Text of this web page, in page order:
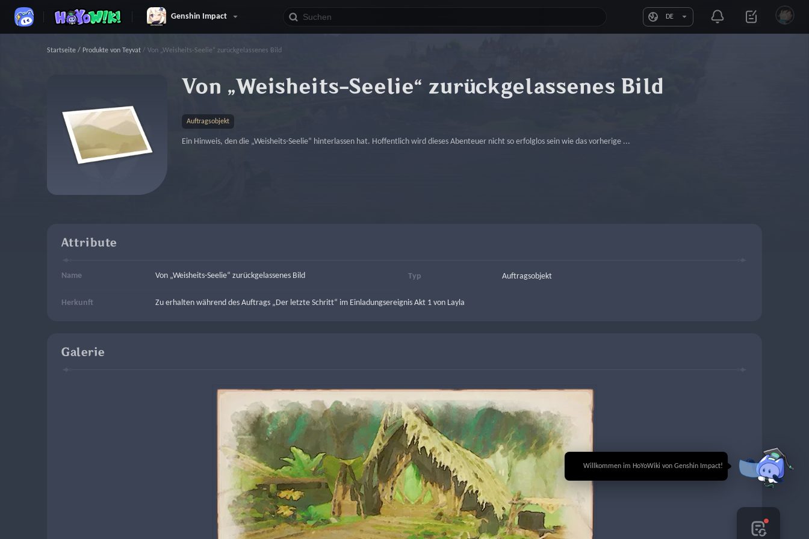
Genshin Impact DE
🎉 Willkommen im HoYoWiki von Genshin Impact!
Startseite / Produkte von Teyvat / Von „Weisheits-Seelie“ zurückgelassenes Bild
Von „Weisheits-Seelie“ zurückgelassenes Bild
Auftragsobjekt
Ein Hinweis, den die „Weisheits-Seelie“ hinterlassen hat. Hoffentlich wird dieses Abenteuer nicht so erfolglos sein wie das vorherige ...
Attribute
Name Von „Weisheits-Seelie“ zurückgelassenes Bild Typ Auftragsobjekt
Herkunft Zu erhalten während des Auftrags „Der letzte Schritt“ im Einladungsereignis Akt 1 von Layla
Galerie